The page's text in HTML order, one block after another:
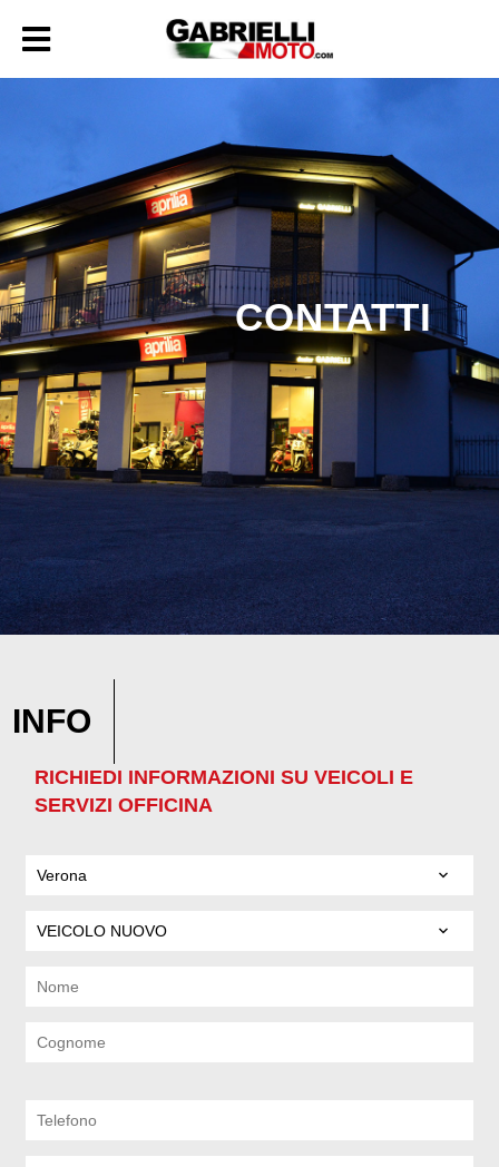
CONTATTI
INFO
RICHIEDI INFORMAZIONI SU VEICOLI E
SERVIZI OFFICINA